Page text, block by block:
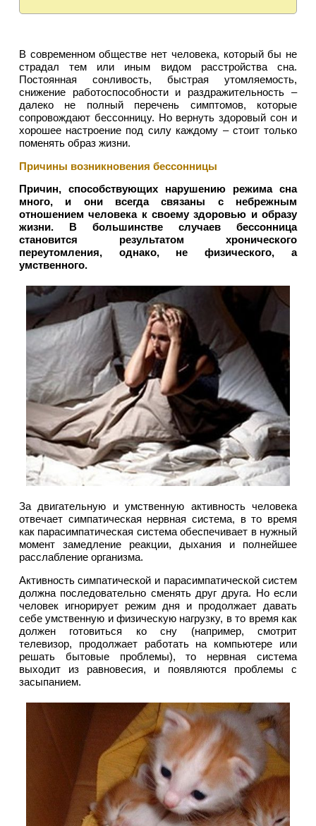
В современном обществе нет человека, который бы не
страдал тем или иным видом расстройства сна.
Постоянная сонливость, быстрая утомляемость,
снижение работоспособности и раздражительность –
далеко не полный перечень симптомов, которые
сопровождают бессонницу. Но вернуть здоровый сон и
хорошее настроение под силу каждому – стоит только
поменять образ жизни.
Причины возникновения бессонницы
Причин, способствующих нарушению режима сна
много, и они всегда связаны с небрежным
отношением человека к своему здоровью и образу
жизни. В большинстве случаев бессонница
становится результатом хронического
переутомления, однако, не физического, а
умственного.
За двигательную и умственную активность человека
отвечает симпатическая нервная система, в то время
как парасимпатическая система обеспечивает в нужный
момент замедление реакции, дыхания и полнейшее
расслабление организма.
Активность симпатической и парасимпатической систем
должна последовательно сменять друг друга. Но если
человек игнорирует режим дня и продолжает давать
себе умственную и физическую нагрузку, в то время как
должен готовиться ко сну (например, смотрит
телевизор, продолжает работать на компьютере или
решать бытовые проблемы), то нервная система
выходит из равновесия, и появляются проблемы с
засыпанием.